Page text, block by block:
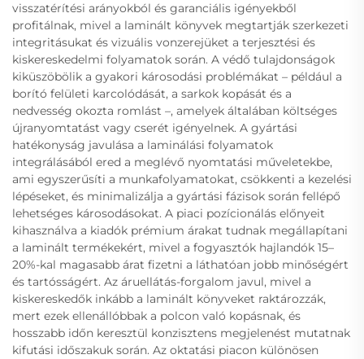
visszatérítési arányokból és garanciális igényekből
profitálnak, mivel a laminált könyvek megtartják szerkezeti
integritásukat és vizuális vonzerejüket a terjesztési és
kiskereskedelmi folyamatok során. A védő tulajdonságok
kiküszöbölik a gyakori károsodási problémákat – például a
borító felületi karcolódását, a sarkok kopását és a
nedvesség okozta romlást –, amelyek általában költséges
újranyomtatást vagy cserét igényelnek. A gyártási
hatékonyság javulása a laminálási folyamatok
integrálásából ered a meglévő nyomtatási műveletekbe,
ami egyszerűsíti a munkafolyamatokat, csökkenti a kezelési
lépéseket, és minimalizálja a gyártási fázisok során fellépő
lehetséges károsodásokat. A piaci pozícionálás előnyeit
kihasználva a kiadók prémium árakat tudnak megállapítani
a laminált termékekért, mivel a fogyasztók hajlandók 15–
20%-kal magasabb árat fizetni a láthatóan jobb minőségért
és tartósságért. Az áruellátás-forgalom javul, mivel a
kiskereskedők inkább a laminált könyveket raktározzák,
mert ezek ellenállóbbak a polcon való kopásnak, és
hosszabb időn keresztül konzisztens megjelenést mutatnak
kifutási időszakuk során. Az oktatási piacon különösen